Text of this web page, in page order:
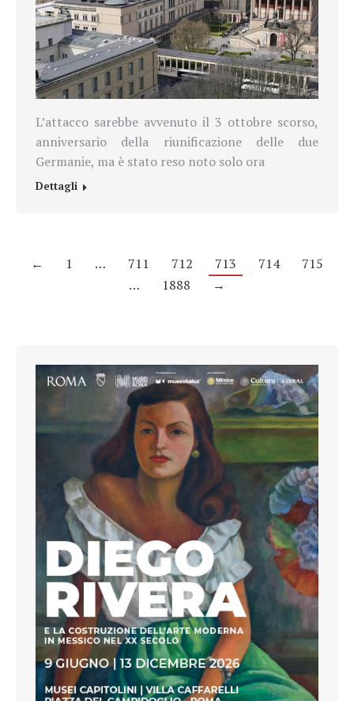
L’attacco sarebbe avvenuto il 3 ottobre scorso,
anniversario della riunificazione delle due
Germanie, ma è stato reso noto solo ora
Dettagli
← 1 … 711 712 713 714
715
…
1888 →